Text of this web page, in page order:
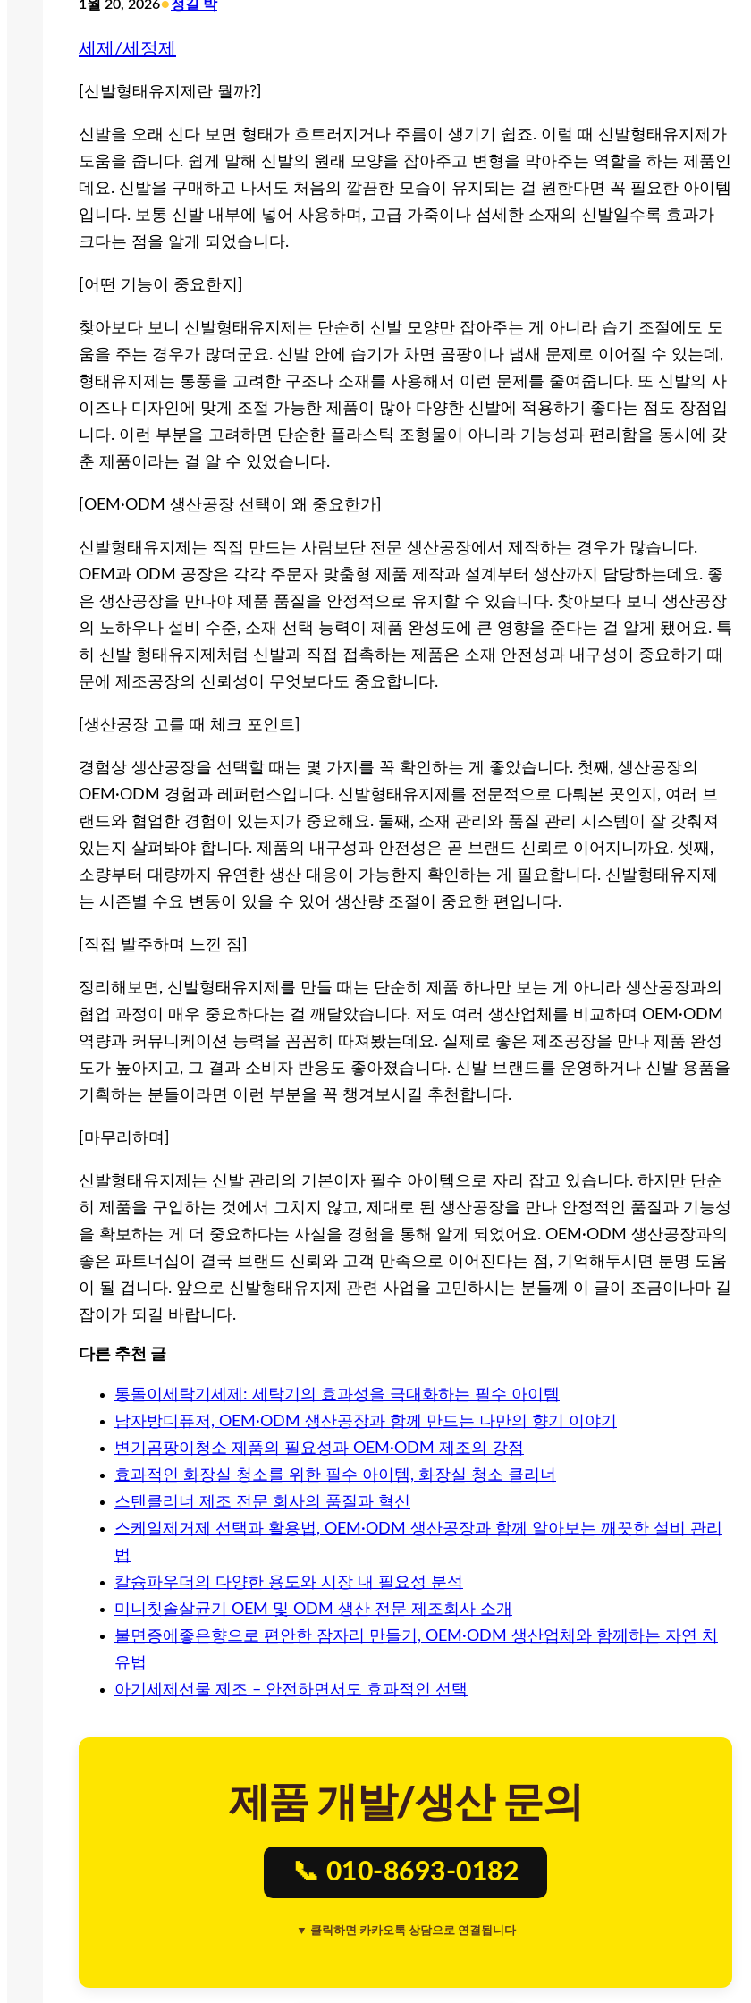
1월 20, 2026•정길 박
세제/세정제
[신발형태유지제란 뭘까?]
신발을 오래 신다 보면 형태가 흐트러지거나 주름이 생기기 쉽죠. 이럴 때 신발형태유지제가
도움을 줍니다. 쉽게 말해 신발의 원래 모양을 잡아주고 변형을 막아주는 역할을 하는 제품인
데요. 신발을 구매하고 나서도 처음의 깔끔한 모습이 유지되는 걸 원한다면 꼭 필요한 아이템
입니다. 보통 신발 내부에 넣어 사용하며, 고급 가죽이나 섬세한 소재의 신발일수록 효과가
크다는 점을 알게 되었습니다.
[어떤 기능이 중요한지]
찾아보다 보니 신발형태유지제는 단순히 신발 모양만 잡아주는 게 아니라 습기 조절에도 도
움을 주는 경우가 많더군요. 신발 안에 습기가 차면 곰팡이나 냄새 문제로 이어질 수 있는데,
형태유지제는 통풍을 고려한 구조나 소재를 사용해서 이런 문제를 줄여줍니다. 또 신발의 사
이즈나 디자인에 맞게 조절 가능한 제품이 많아 다양한 신발에 적용하기 좋다는 점도 장점입
니다. 이런 부분을 고려하면 단순한 플라스틱 조형물이 아니라 기능성과 편리함을 동시에 갖
춘 제품이라는 걸 알 수 있었습니다.
[OEM·ODM 생산공장 선택이 왜 중요한가]
신발형태유지제는 직접 만드는 사람보단 전문 생산공장에서 제작하는 경우가 많습니다.
OEM과 ODM 공장은 각각 주문자 맞춤형 제품 제작과 설계부터 생산까지 담당하는데요. 좋
은 생산공장을 만나야 제품 품질을 안정적으로 유지할 수 있습니다. 찾아보다 보니 생산공장
의 노하우나 설비 수준, 소재 선택 능력이 제품 완성도에 큰 영향을 준다는 걸 알게 됐어요. 특
히 신발 형태유지제처럼 신발과 직접 접촉하는 제품은 소재 안전성과 내구성이 중요하기 때
문에 제조공장의 신뢰성이 무엇보다도 중요합니다.
[생산공장 고를 때 체크 포인트]
경험상 생산공장을 선택할 때는 몇 가지를 꼭 확인하는 게 좋았습니다. 첫째, 생산공장의
OEM·ODM 경험과 레퍼런스입니다. 신발형태유지제를 전문적으로 다뤄본 곳인지, 여러 브
랜드와 협업한 경험이 있는지가 중요해요. 둘째, 소재 관리와 품질 관리 시스템이 잘 갖춰져
있는지 살펴봐야 합니다. 제품의 내구성과 안전성은 곧 브랜드 신뢰로 이어지니까요. 셋째,
소량부터 대량까지 유연한 생산 대응이 가능한지 확인하는 게 필요합니다. 신발형태유지제
는 시즌별 수요 변동이 있을 수 있어 생산량 조절이 중요한 편입니다.
[직접 발주하며 느낀 점]
정리해보면, 신발형태유지제를 만들 때는 단순히 제품 하나만 보는 게 아니라 생산공장과의
협업 과정이 매우 중요하다는 걸 깨달았습니다. 저도 여러 생산업체를 비교하며 OEM·ODM
역량과 커뮤니케이션 능력을 꼼꼼히 따져봤는데요. 실제로 좋은 제조공장을 만나 제품 완성
도가 높아지고, 그 결과 소비자 반응도 좋아졌습니다. 신발 브랜드를 운영하거나 신발 용품을
기획하는 분들이라면 이런 부분을 꼭 챙겨보시길 추천합니다.
[마무리하며]
신발형태유지제는 신발 관리의 기본이자 필수 아이템으로 자리 잡고 있습니다. 하지만 단순
히 제품을 구입하는 것에서 그치지 않고, 제대로 된 생산공장을 만나 안정적인 품질과 기능성
을 확보하는 게 더 중요하다는 사실을 경험을 통해 알게 되었어요. OEM·ODM 생산공장과의
좋은 파트너십이 결국 브랜드 신뢰와 고객 만족으로 이어진다는 점, 기억해두시면 분명 도움
이 될 겁니다. 앞으로 신발형태유지제 관련 사업을 고민하시는 분들께 이 글이 조금이나마 길
잡이가 되길 바랍니다.
다른 추천 글
통돌이세탁기세제: 세탁기의 효과성을 극대화하는 필수 아이템
남자방디퓨저, OEM·ODM 생산공장과 함께 만드는 나만의 향기 이야기
변기곰팡이청소 제품의 필요성과 OEM·ODM 제조의 강점
효과적인 화장실 청소를 위한 필수 아이템, 화장실 청소 클리너
스텐클리너 제조 전문 회사의 품질과 혁신
스케일제거제 선택과 활용법, OEM·ODM 생산공장과 함께 알아보는 깨끗한 설비 관리
법
칼슘파우더의 다양한 용도와 시장 내 필요성 분석
미니칫솔살균기 OEM 및 ODM 생산 전문 제조회사 소개
불면증에좋은향으로 편안한 잠자리 만들기, OEM·ODM 생산업체와 함께하는 자연 치
유법
아기세제선물 제조 – 안전하면서도 효과적인 선택
제품 개발/생산 문의
📞 010-8693-0182
▼ 클릭하면 카카오톡 상담으로 연결됩니다